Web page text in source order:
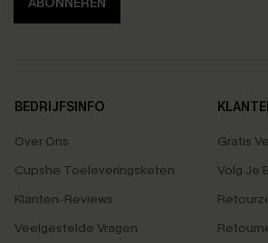
BEDRIJFSINFO
Over Ons
Cupshe Toeleveringsketen
Klanten-Reviews
Veelgestelde Vragen
Gratis
Volg Je